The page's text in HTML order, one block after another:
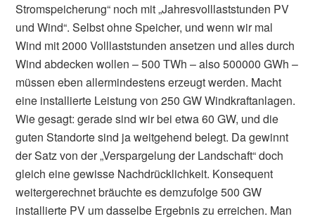
Stromspeicherung“ noch mit „Jahresvolllaststunden PV
und Wind“. Selbst ohne Speicher, und wenn wir mal
Wind mit 2000 Volllaststunden ansetzen und alles durch
Wind abdecken wollen – 500 TWh – also 500000 GWh –
müssen eben allermindestens erzeugt werden. Macht
eine installierte Leistung von 250 GW Windkraftanlagen.
Wie gesagt: gerade sind wir bei etwa 60 GW, und die
guten Standorte sind ja weitgehend belegt. Da gewinnt
der Satz von der „Verspargelung der Landschaft“ doch
gleich eine gewisse Nachdrücklichkeit. Konsequent
weitergerechnet bräuchte es demzufolge 500 GW
installierte PV um dasselbe Ergebnis zu erreichen. Man